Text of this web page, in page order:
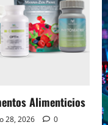
Alimenticios
28, 2026 0